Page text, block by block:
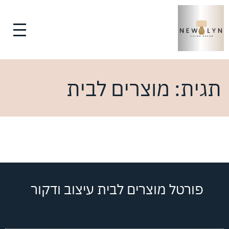
תגית: מוצרים לבית
פורטל מוצרים לבית עיצוב ודקור